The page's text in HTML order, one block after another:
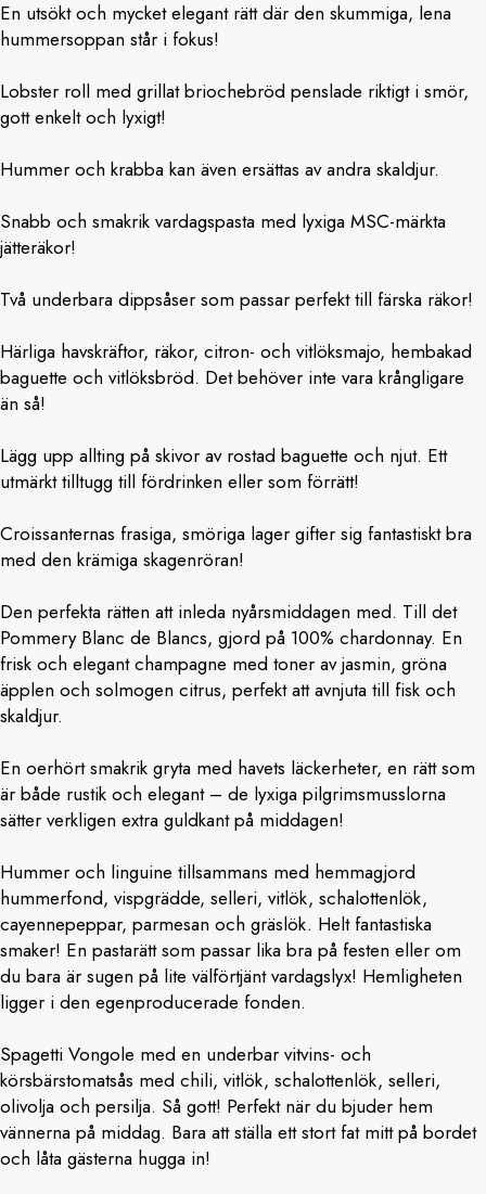
En utsökt och mycket elegant rätt där den skummiga, lena
hummersoppan står i fokus!
Lobster roll med grillat briochebröd penslade riktigt i smör,
gott enkelt och lyxigt!
Hummer och krabba kan även ersättas av andra skaldjur.
Snabb och smakrik vardagspasta med lyxiga MSC-märkta
jätteräkor!
Två underbara dippsåser som passar perfekt till färska räkor!
Härliga havskräftor, räkor, citron- och vitlöksmajo, hembakad
baguette och vitlöksbröd. Det behöver inte vara krångligare
än så!
Lägg upp allting på skivor av rostad baguette och njut. Ett
utmärkt tilltugg till fördrinken eller som förrätt!
Croissanternas frasiga, smöriga lager gifter sig fantastiskt bra
med den krämiga skagenröran!
Den perfekta rätten att inleda nyårsmiddagen med. Till det
Pommery Blanc de Blancs, gjord på 100% chardonnay. En
frisk och elegant champagne med toner av jasmin, gröna
äpplen och solmogen citrus, perfekt att avnjuta till fisk och
skaldjur.
En oerhört smakrik gryta med havets läckerheter, en rätt som
är både rustik och elegant – de lyxiga pilgrimsmusslorna
sätter verkligen extra guldkant på middagen!
Hummer och linguine tillsammans med hemmagjord
hummerfond, vispgrädde, selleri, vitlök, schalottenlök,
cayennepeppar, parmesan och gräslök. Helt fantastiska
smaker! En pastarätt som passar lika bra på festen eller om
du bara är sugen på lite välförtjänt vardagslyx! Hemligheten
ligger i den egenproducerade fonden.
Spagetti Vongole med en underbar vitvins- och
körsbärstomatsås med chili, vitlök, schalottenlök, selleri,
olivolja och persilja. Så gott! Perfekt när du bjuder hem
vännerna på middag. Bara att ställa ett stort fat mitt på bordet
och låta gästerna hugga in!